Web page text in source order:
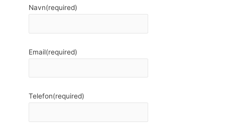
Navn(required)
Email(required)
Telefon(required)